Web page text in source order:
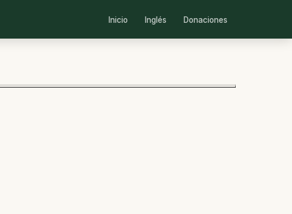
Inicio Inglés Donaciones